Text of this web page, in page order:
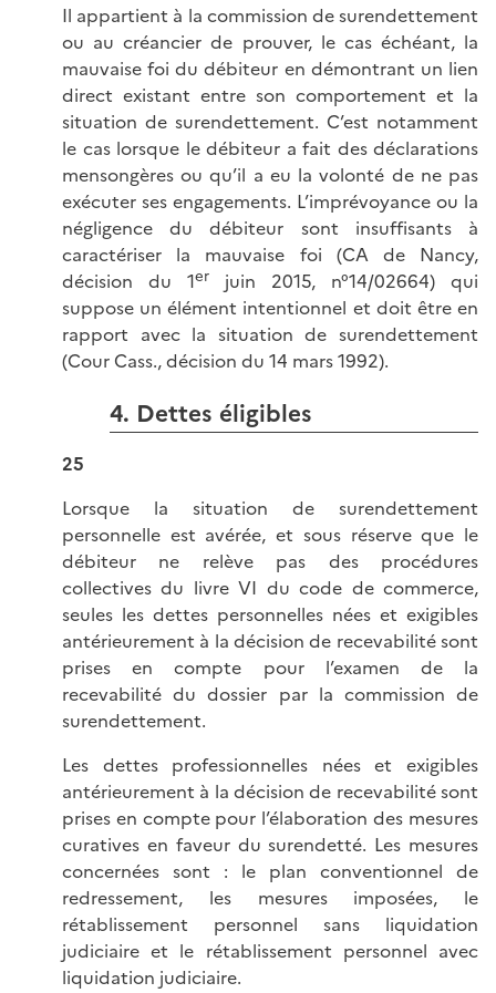
Il appartient à la commission de surendettement
ou au créancier de prouver, le cas échéant, la
mauvaise foi du débiteur en démontrant un lien
direct existant entre son comportement et la
situation de surendettement. C’est notamment
le cas lorsque le débiteur a fait des déclarations
mensongères ou qu’il a eu la volonté de ne pas
exécuter ses engagements. L’imprévoyance ou la
négligence du débiteur sont insuffisants à
caractériser la mauvaise foi (CA de Nancy,
décision du 1er juin 2015, n°14/02664) qui
suppose un élément intentionnel et doit être en
rapport avec la situation de surendettement
(Cour Cass., décision du 14 mars 1992).
4. Dettes éligibles
25
Lorsque la situation de surendettement
personnelle est avérée, et sous réserve que le
débiteur ne relève pas des procédures
collectives du livre VI du code de commerce,
seules les dettes personnelles nées et exigibles
antérieurement à la décision de recevabilité sont
prises en compte pour l’examen de la
recevabilité du dossier par la commission de
surendettement.
Les dettes professionnelles nées et exigibles
antérieurement à la décision de recevabilité sont
prises en compte pour l’élaboration des mesures
curatives en faveur du surendetté. Les mesures
concernées sont : le plan conventionnel de
redressement, les mesures imposées, le
rétablissement personnel sans liquidation
judiciaire et le rétablissement personnel avec
liquidation judiciaire.